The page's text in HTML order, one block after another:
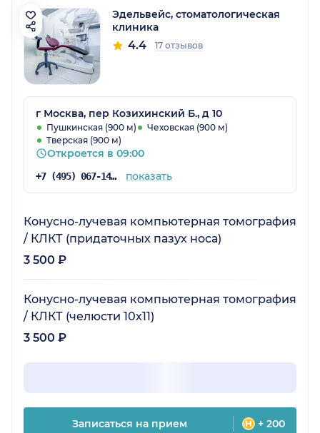
Эдельвейс, стоматологическая
клиника
4.4 17 отзывов
г Москва, пер Козихинский Б., д 10
Пушкинская (900 м)
Чеховская (900 м)
Тверская (900 м)
Откроется в 09:00
+7 (495) 067-14-35 показать
Конусно-лучевая компьютерная томография
/ КЛКТ (придаточных пазух носа)
3 500 ₽
Конусно-лучевая компьютерная томография
/ КЛКТ (челюсти 10х11)
3 500 ₽
Записаться на прием + 200